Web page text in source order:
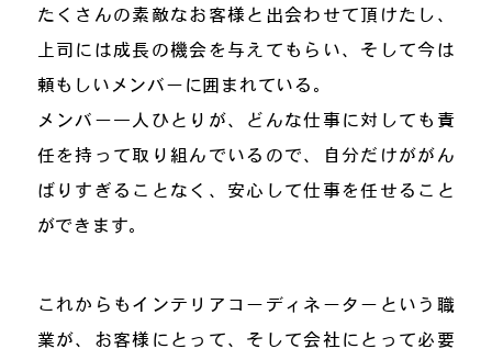
たくさんの素敵なお客様と出会わせて頂けたし、
上司には成長の機会を与えてもらい、そして今は
頼もしいメンバーに囲まれている。
メンバー一人ひとりが、どんな仕事に対しても責
任を持って取り組んでいるので、自分だけががん
ばりすぎることなく、安心して仕事を任せること
ができます。
これからもインテリアコーディネーターという職
業が、お客様にとって、そして会社にとって必要